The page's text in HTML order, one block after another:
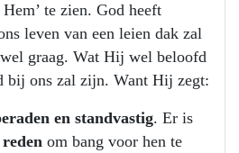
te zien. God heeft
leven van een leien dak zal
graag. Wat Hij wel beloofd
bij ons zal zijn. Want Hij zegt:
en standvastig. Er is
reden om bang voor hen te